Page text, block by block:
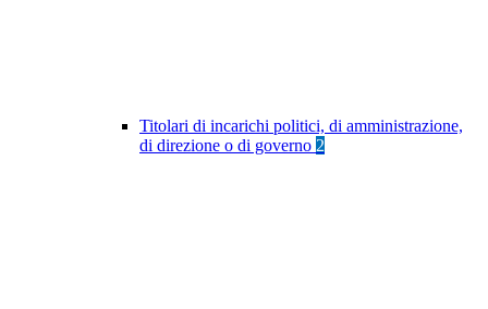
Titolari di incarichi politici, di amministrazione,
di direzione o di governo 2